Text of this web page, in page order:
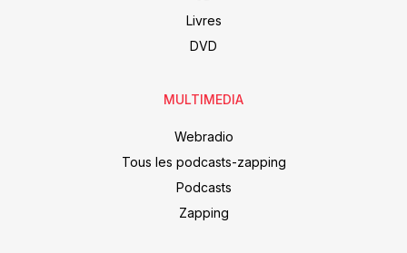
Livres
DVD
MULTIMEDIA
Webradio
Tous les podcasts-zapping
Podcasts
Zapping